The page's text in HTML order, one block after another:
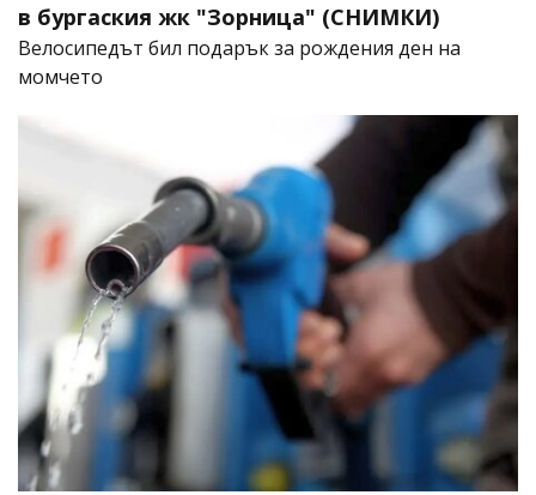
в бургаския жк "Зорница" (СНИМКИ)
Велосипедът бил подарък за рождения ден на
момчето